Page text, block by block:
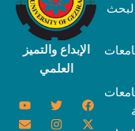
الإبداع والتميز
c
T
w
i
Y
o
u t
I
n
s
E
n
v
T
h
r